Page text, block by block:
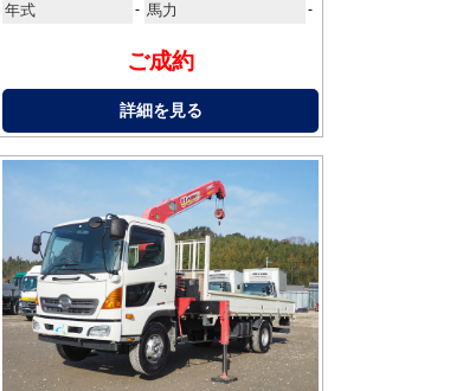
年式 - 馬力 -
ご成約
詳細を見る